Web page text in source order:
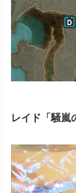
レイド「騒嵐